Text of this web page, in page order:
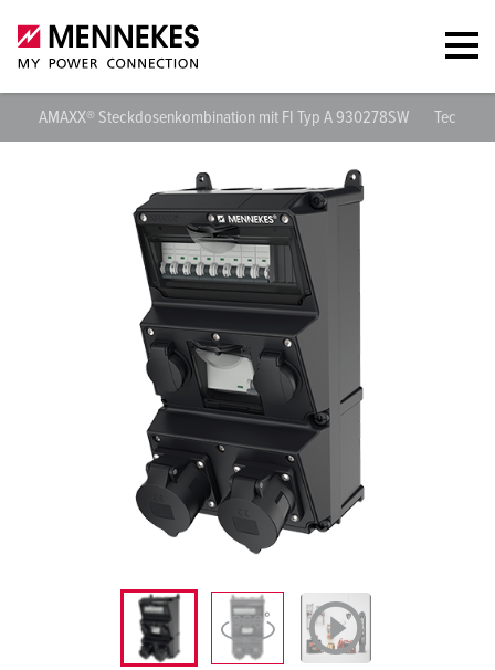
AMAXX® Steckdosenkombination mit FI Typ A 930278SW